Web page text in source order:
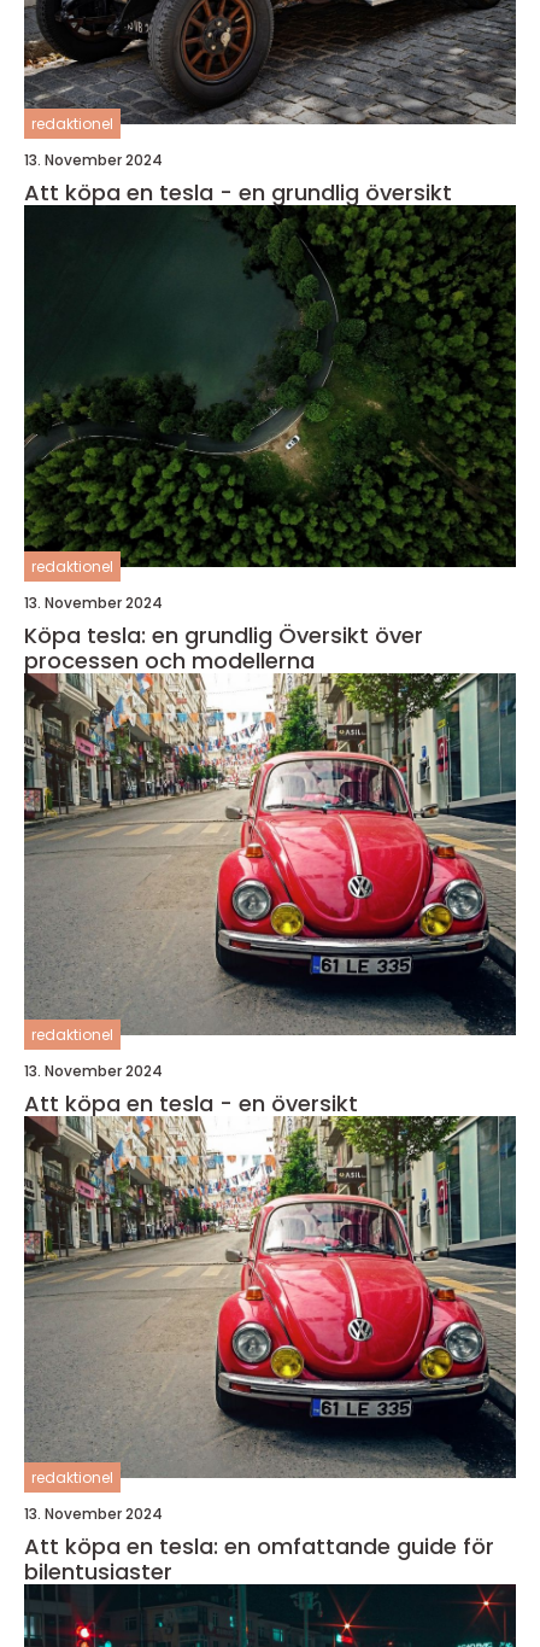
redaktionel
13. November 2024
Att köpa en tesla - en grundlig översikt
redaktionel
13. November 2024
Köpa tesla: en grundlig Översikt över
processen och modellerna
redaktionel
13. November 2024
Att köpa en tesla - en översikt
redaktionel
13. November 2024
Att köpa en tesla: en omfattande guide för
bilentusiaster